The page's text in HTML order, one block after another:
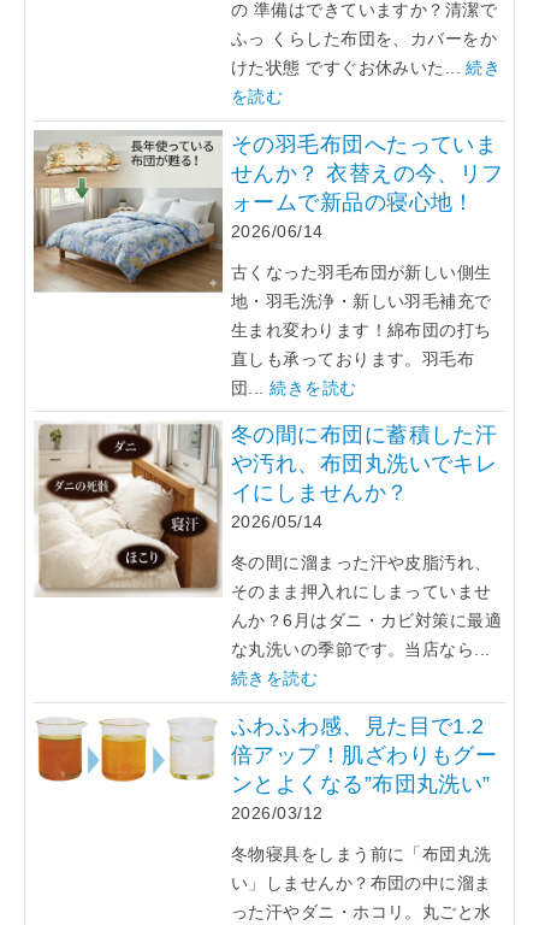
の 準備はできていますか？清潔で
ふっ くらした布団を、カバーをか
けた状態 ですぐお休みいた...続き
を読む
その羽毛布団へたっていま
せんか？ 衣替えの今、リフ
ォームで新品の寝心地！
2026/06/14
古くなった羽毛布団が新しい側生
地・羽毛洗浄・新しい羽毛補充で
生まれ変わります！綿布団の打ち
直しも承っております。羽毛布
団...続きを読む
冬の間に布団に蓄積した汗
や汚れ、布団丸洗いでキレ
イにしませんか？
2026/05/14
冬の間に溜まった汗や皮脂汚れ、
そのまま押入れにしまっていませ
んか？6月はダニ・カビ対策に最適
な丸洗いの季節です。当店なら...
続きを読む
ふわふわ感、見た目で1.2
倍アップ！肌ざわりもグー
ンとよくなる”布団丸洗い”
2026/03/12
冬物寝具をしまう前に「布団丸洗
い」しませんか？布団の中に溜ま
った汗やダニ・ホコリ。丸ごと水